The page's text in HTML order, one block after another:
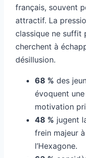
français, souvent
attractif. La
classique ne suffit
cherchent à
désillusion.
68 % des
évoquent
motivation
48 % jugent
frein majeur
l’Hexagone.